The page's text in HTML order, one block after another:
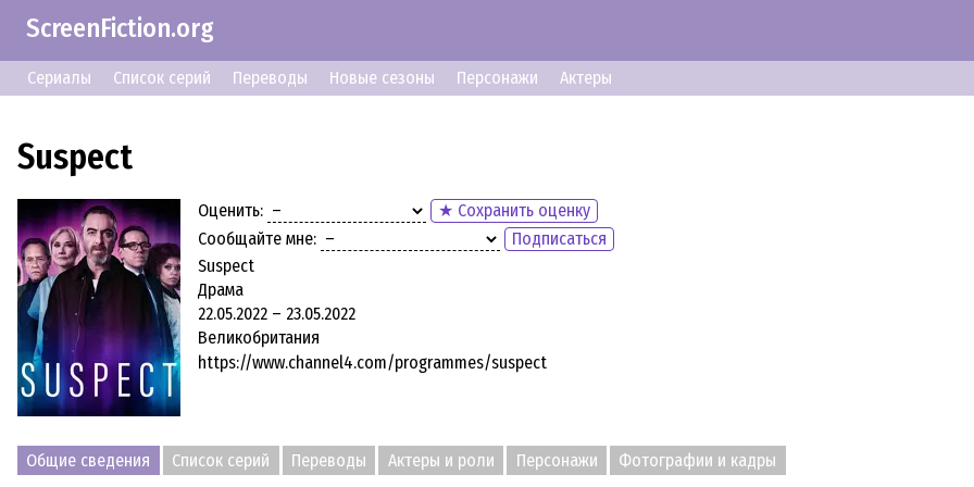
ScreenFiction.org
Сериалы Список серий Переводы Новые сезоны Персонажи Актеры
Suspect
Оценить:
★ Сохранить оценку
Сообщайте мне:
Подписаться
Suspect
Драма
22.05.2022 – 23.05.2022
Великобритания
https://www.channel4.com/programmes/suspect
Общие сведения Список серий Переводы Актеры и роли Персонажи Фотографии и кадры